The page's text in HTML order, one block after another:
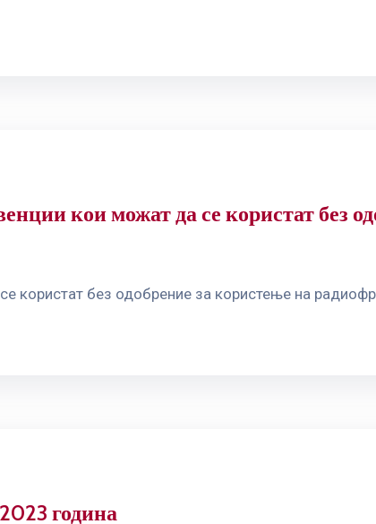
кои можат да се користат без
користат без одобрение за користење на
година